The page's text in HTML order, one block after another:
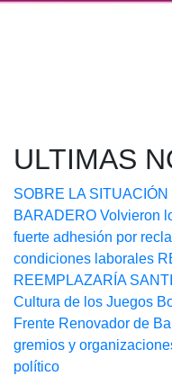
ULTIMAS
SOBRE LA
BARADERO Volvieron
fuerte adhesión por
condiciones laborales
REEMPLAZARÍA
Cultura de los Juegos
Frente Renovador de
gremios y
político